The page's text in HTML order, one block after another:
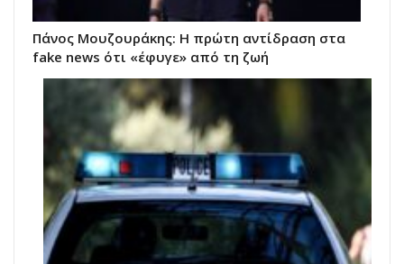
Πάνος Μουζουράκης: Η πρώτη αντίδραση στα
fake news ότι «έφυγε» από τη ζωή